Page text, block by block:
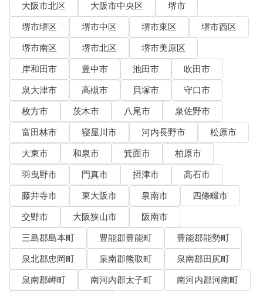
大阪市北区
大阪市中央区
堺市
堺市堺区
堺市中区 堺市東区
堺市西区
堺市南区
堺市北区
堺市美原区
岸和田市
豊中市 池田市
吹田市
泉大津市
高槻市 貝塚市
守口市
枚方市
茨木市 八尾市
泉佐野市
富田林市
寝屋川市 河内長野市
松原市
大東市
和泉市 箕面市
柏原市
羽曳野市
門真市 摂津市
高石市
藤井寺市
東大阪市 泉南市
四條畷市
交野市
大阪狭山市
阪南市
三島郡島本町
豊能郡豊能町
豊能郡能勢町
泉北郡忠岡町
泉南郡熊取町
泉南郡田尻町
泉南郡岬町
南河内郡太子町
南河内郡河南町